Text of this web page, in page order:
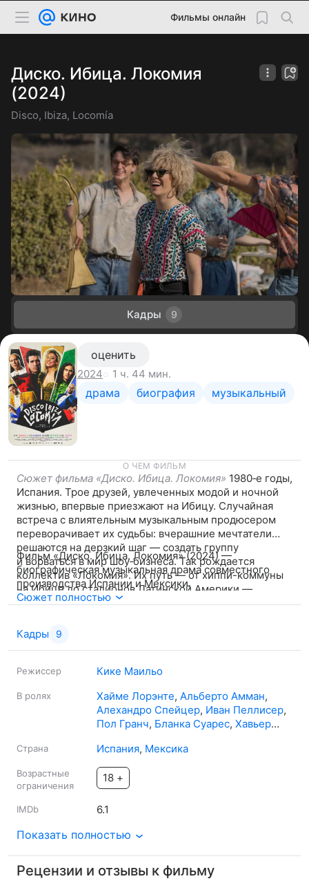
Фильмы онлайн
Диско. Ибица. Локомия
(2024)
Disco, Ibiza, Locomía
оценить
2024 1 ч. 44 мин.
драма биография музыкальный
О ЧЕМ ФИЛЬМ
Сюжет фильма «Диско. Ибица. Локомия» 1980‑е годы,
Испания. Трое друзей, увлеченных модой и ночной
жизнью, впервые приезжают на Ибицу. Случайная
встреча с влиятельным музыкальным продюсером
переворачивает их судьбы: вчерашние мечтатели
решаются на дерзкий шаг — создать группу
и ворваться в мир шоу‑бизнеса. Так рождается
коллектив «Локомия». Их путь — от хиппи-коммуны
на Ибице до стадионов Латинской Америки —
становится легендой, но за кулисами
свободу, давление индустрии, личные жертвы и цена
славы.
Фильм «Диско. Ибица. Локомия» (2024) —
биографическая музыкальная драма совместного
производства Испании и Мексики.
Сюжет полностью
Кадры 9
Режиссер Кике Маильо
В ролях Хайме Лорэнте, Альберто Амман,
Алехандро Спейцер, Иван Пеллисер,
Пол Гранч, Бланка Суарес, Хавьер
Эва Льорач,Ллум Баррера
Страна Испания, Мексика
Возрастные
ограничения
18 +
IMDb 6.1
Показать полностью
Рецензии и отзывы к фильму
Кадры 9